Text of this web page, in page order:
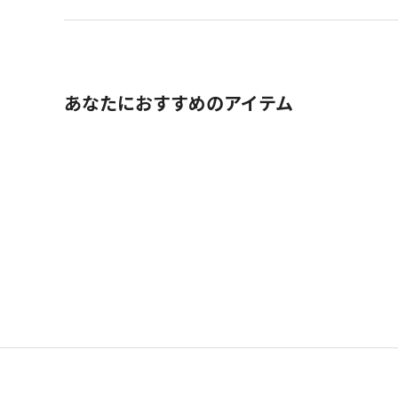
あなたにおすすめのアイテム